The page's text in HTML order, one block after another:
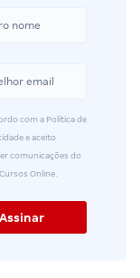
com a Política de
e aceito
comunicações do
Online.